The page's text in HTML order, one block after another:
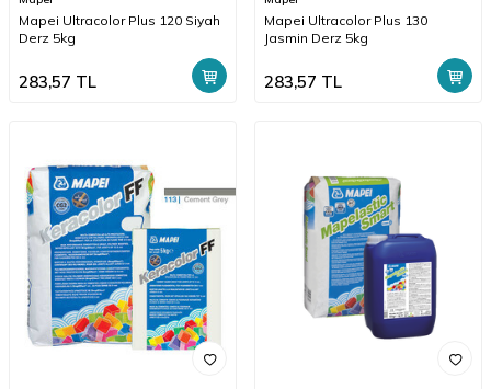
Mapei Ultracolor Plus 120 Siyah
Derz 5kg
283,57 TL
Mapei Ultracolor Plus 130
Jasmin Derz 5kg
283,57 TL